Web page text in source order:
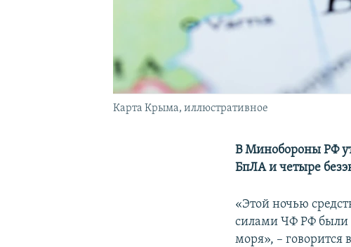
Карта Крыма, иллюстративное
В Минобороны РФ
БпЛА и четыре
«Этой ночью
силами ЧФ РФ были
моря», – говорится